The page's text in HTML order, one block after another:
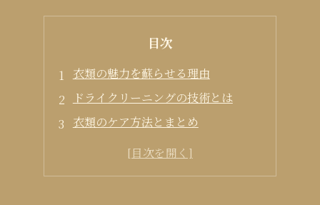
目次
衣類の魅力を蘇らせる理由
ドライクリーニングの技術とは
衣類のケア方法とまとめ